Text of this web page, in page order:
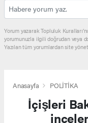
Yorum yazarak Topluluk
yorumunuzla ilgili doğrudan veya
Yazılan tüm yorumlardan site
Anasayfa POLİTİKA
İçişleri